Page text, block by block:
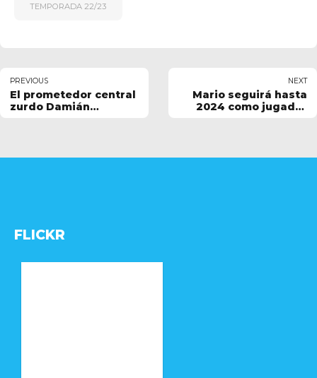
TEMPORADA 22/23
PREVIOUS
El prometedor central
zurdo Damián
NEXT
Mario seguirá hasta
2024 como jugador
FLICKR